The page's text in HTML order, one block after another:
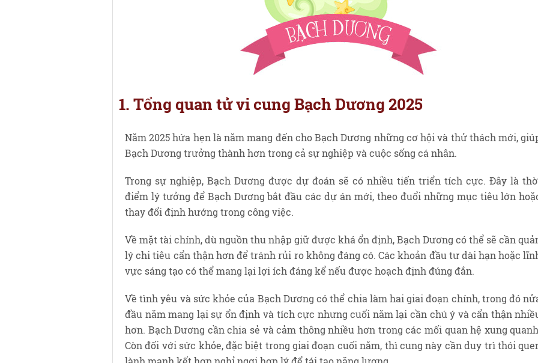
1. Tổng quan tử vi cung Bạch Dương 2025
Năm 2025 hứa hẹn là năm mang đến cho Bạch Dương những cơ hội và thử thách mới,
Bạch Dương trưởng thành hơn trong cả sự nghiệp và cuộc sống cá nhân.
Trong sự nghiệp, Bạch Dương được dự đoán sẽ có nhiều tiến triển tích cực. Đây là
điểm lý tưởng để Bạch Dương bắt đầu các dự án mới, theo đuổi những mục tiêu lớn
thay đổi định hướng trong công việc.
Về mặt tài chính, dù nguồn thu nhập giữ được khá ổn định, Bạch Dương có thể sẽ cần
lý chi tiêu cẩn thận hơn để tránh rủi ro không đáng có. Các khoản đầu tư dài hạn hoặc
vực sáng tạo có thể mang lại lợi ích đáng kể nếu được hoạch định đúng đắn.
Về tình yêu và sức khỏe của Bạch Dương có thể chia làm hai giai đoạn chính, trong đó
đầu năm mang lại sự ổn định và tích cực nhưng cuối năm lại cần chú ý và cẩn thận
hơn. Bạch Dương cần chia sẻ và cảm thông nhiều hơn trong các mối quan hệ xung
Còn đối với sức khỏe, đặc biệt trong giai đoạn cuối năm, thì cung này cần duy trì thói